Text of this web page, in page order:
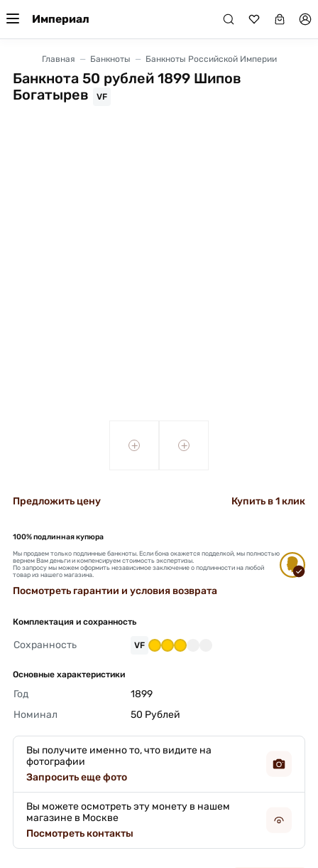
Империал
Главная Банкноты Банкноты Российской Империи
Банкнота 50 рублей 1899 Шипов
Богатырев
VF
+ +
Предложить цену Купить в 1 клик
100% подлинная купюра
Мы продаем только подлинные банкноты. Если бона окажется подделкой, мы полностью
вернем Вам деньги и компенсируем стоимость экспертизы.
По запросу мы можем оформить независимое заключение о подлинности на любой
товар из нашего магазина.
Посмотреть гарантии и условия возврата
Комплектация и сохранность
Сохранность VF
Основные характеристики
Год
1899
Номинал
50 Рублей
Вы получите именно то, что видите на
фотографии
Запросить еще фото
Вы можете осмотреть эту монету в нашем
магазине в Москве
Посмотреть контакты